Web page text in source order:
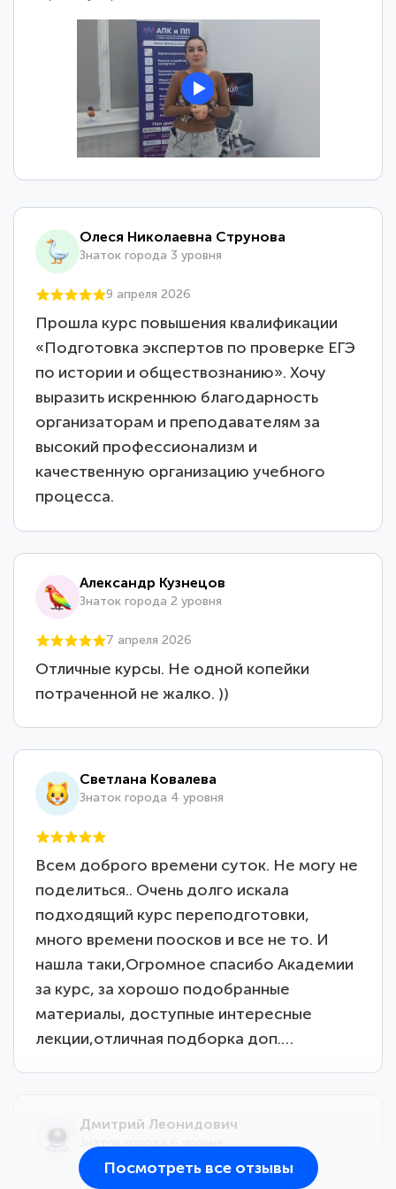
Олеся Николаевна Струнова
Знаток города 3 уровня
9 апреля 2026
Прошла курс повышения квалификации
«Подготовка экспертов по проверке ЕГЭ
по истории и обществознанию». Хочу
выразить искреннюю благодарность
организаторам и преподавателям за
высокий профессионализм и
качественную организацию учебного
процесса.
Александр Кузнецов
Знаток города 2 уровня
7 апреля 2026
Отличные курсы. Не одной копейки
потраченной не жалко. ))
Светлана Ковалева
Знаток города 4 уровня
Всем доброго времени суток. Не могу не
поделиться.. Очень долго искала
подходящий курс переподготовки,
много времени поосков и все не то. И
нашла таки,Огромное спасибо Академии
за курс, за хорошо подобранные
материалы, доступные интересные
лекции,отличная подборка доп.…
Дмитрий Леонидович
Посмотреть все отзывы